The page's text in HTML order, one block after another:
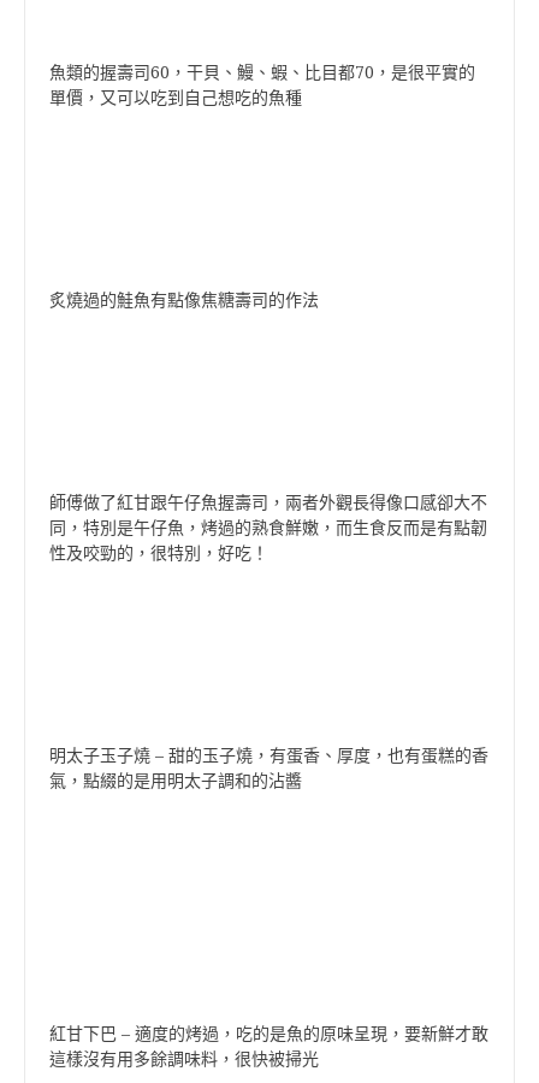
魚類的握壽司60，干貝、鰻、蝦、比目都70，是很平實的
單價，又可以吃到自己想吃的魚種
炙燒過的鮭魚有點像焦糖壽司的作法
師傅做了紅甘跟午仔魚握壽司，兩者外觀長得像口感卻大不
同，特別是午仔魚，烤過的熟食鮮嫩，而生食反而是有點韌
性及咬勁的，很特別，好吃！
明太子玉子燒 – 甜的玉子燒，有蛋香、厚度，也有蛋糕的香
氣，點綴的是用明太子調和的沾醬
紅甘下巴 – 適度的烤過，吃的是魚的原味呈現，要新鮮才敢
這樣沒有用多餘調味料，很快被掃光